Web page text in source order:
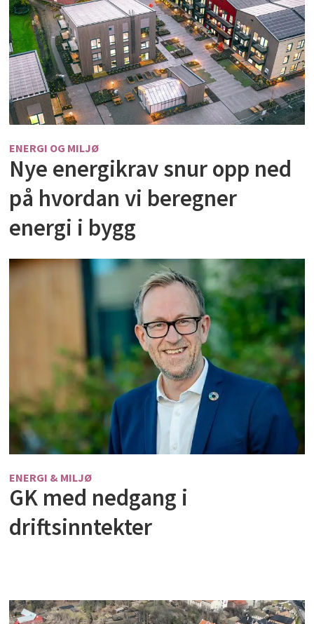
ENERGI OG MILJØ
Nye energikrav snur opp ned
på hvordan vi beregner
energi i bygg
ENERGI & MILJØ
GK med nedgang i
driftsinntekter